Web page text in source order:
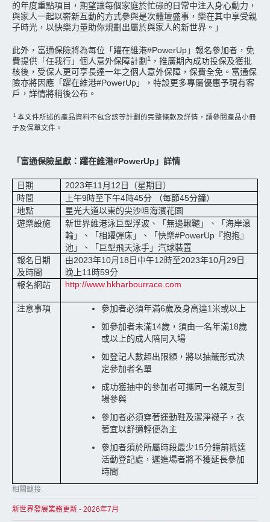
的年度重點項目，期望讓每個家庭於忙碌的日常中注入身心動力，
與家人一起以嶄新互動的方式參與是次體壇盛事，樂在其中享受親
子時光，以快樂力量助你規劃出屬於與家人的新世界。」
此外，富通保險將為每位「躍在維港#PowerUp」報名參加者，免
費提供「任我行」個人意外保障計劃 1 ，推廣期內成功投保及獲批
核後，受保人更可享長達一年之個人意外保障，保費全免。富通保
險亦將因應「躍在維港#PowerUp」，特設更多專屬優惠予現有客
戶，詳情將稍後公布。
１ 本文件所述的產品資料不包含該等計劃的完整條款及詳情，請參閱產品小冊
子及保單文件。
「富通保險呈獻：躍在維港#PowerUp」詳情
日期 2023年11 月 12 日（星期日）
時間
上午9時至下午4時45分 （每節45分鐘）
地點
星光大道以東的尖沙咀海濱花園
遊樂設施
新世界維港泳巨型浮波、「無邊鞦韆」、「海岸滾
輪」、「相躍彈床」、「快樂#PowerUp 『抱抱』
池」、「巨型飛天泳手」汽球裝置
報名日期
及時間
由2023年10月 18 日中午12時至2023年10月 29 日
晚上11 時59分
報名網站
http://www.hkharbourrace.com
注意事項 參加者必須年滿6歲及身高達1米或以上
如參加者未滿14歲，須由一名年滿18歲
或以上的成人陪同入場
如登記人數超出限額，將以抽籤形式決
定參加者名單
成功獲抽中的參加者可攜同一名親友到
場參與
參加者必須穿著運動鞋及潔淨襪子，衣
著宜以舒適輕便為主
參加者須於所屬時段最少15分鐘前抵達
活動登記處，遲進場者將不獲延長參加
時間
相關鏈接
新世界發展業務更新 - 2026年7月